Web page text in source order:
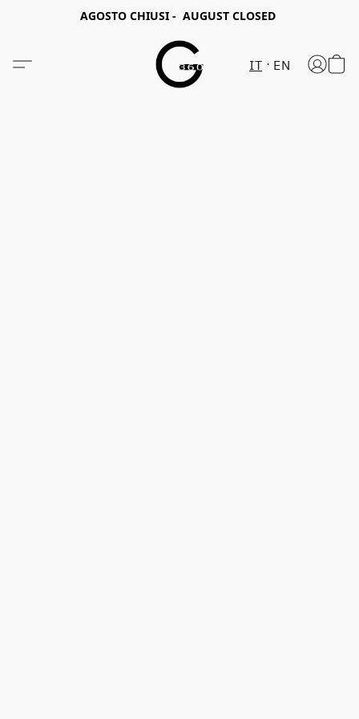
AGOSTO CHIUSI - AUGUST CLOSED
IT EN